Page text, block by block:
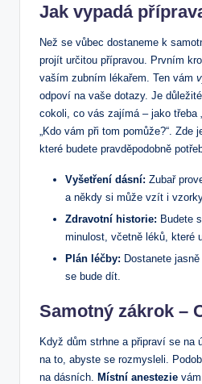
Jak vypadá
Než se vůbec dostaneme k
projít určitou přípravou. Prvním
vaším zubním lékařem. Ten vám
odpoví na vaše dotazy. Je
cokoli, co vás zajímá – jako třeba
„Kdo vám při tom pomůže?“. Zde
které budete pravděpodobně
Vyšetření dásní: Zubař
a někdy si může vzít i
Zdravotní historie: Budete
minulost, včetně léků, které
Plán léčby: Dostanete
se bude dít.
Samotný zákrok –
Když dům strhne a připraví se na
na to, abyste se rozmysleli.
na dásních.
Místní anestezie